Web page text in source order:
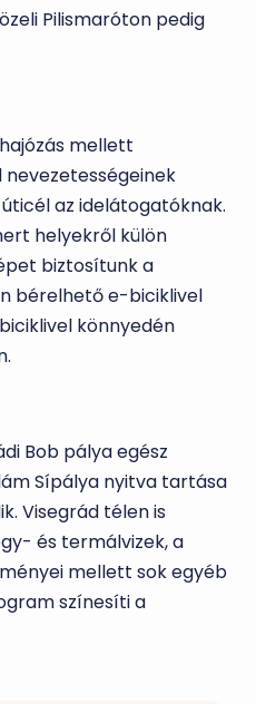
Pilismaróton pedig
mellett
az idelátogatóknak.
helyekről külön
biztosítunk a
bérelhető e-biciklivel
könnyedén
Bob pálya egész
Sípálya nyitva tartása
Visegrád télen is
és termálvizek, a
mellett sok egyéb
színesíti a